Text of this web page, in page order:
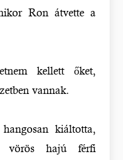
Ron átvette a
kellett őket,
vannak.
kiáltotta,
vörös hajú férfi